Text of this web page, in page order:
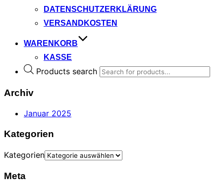
DATENSCHUTZERKLÄRUNG
VERSANDKOSTEN
WARENKORB
KASSE
Products search
Archiv
Januar 2025
Kategorien
Kategorien
Meta